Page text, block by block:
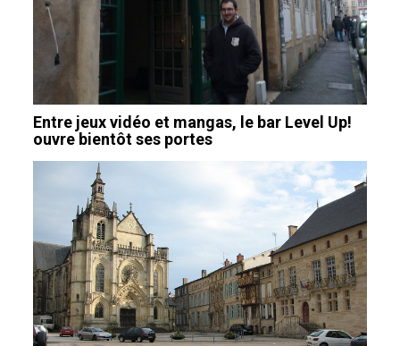
Entre jeux vidéo et mangas, le bar Level Up!
ouvre bientôt ses portes